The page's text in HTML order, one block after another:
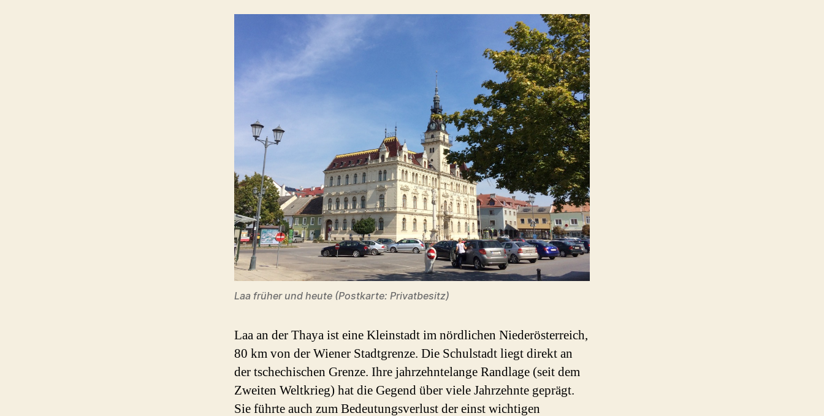
Laa früher und heute (Postkarte: Privatbesitz)
Laa an der Thaya ist eine Kleinstadt im nördlichen Niederösterreich,
80 km von der Wiener Stadtgrenze. Die Schulstadt liegt direkt an
der tschechischen Grenze. Ihre jahrzehntelange Randlage (seit dem
Zweiten Weltkrieg) hat die Gegend über viele Jahrzehnte geprägt.
Sie führte auch zum Bedeutungsverlust der einst wichtigen